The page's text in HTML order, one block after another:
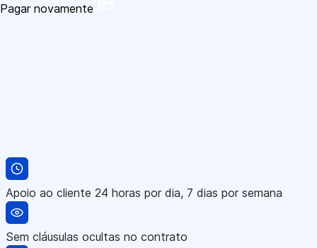
Pagar novamente
Apoio ao cliente 24 horas por dia, 7 dias por semana
Sem cláusulas ocultas no contrato